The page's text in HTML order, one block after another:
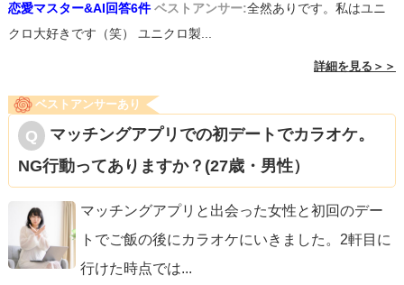
恋愛マスター&AI回答6件 ベストアンサー:全然ありです。私はユニ
クロ大好きです（笑） ユニクロ製...
詳細を見る＞＞
ベストアンサーあり
マッチングアプリでの初デートでカラオケ。
NG行動ってありますか？(27歳・男性）
マッチングアプリと出会った女性と初回のデー
トでご飯の後にカラオケにいきました。2軒目に
行けた時点では...